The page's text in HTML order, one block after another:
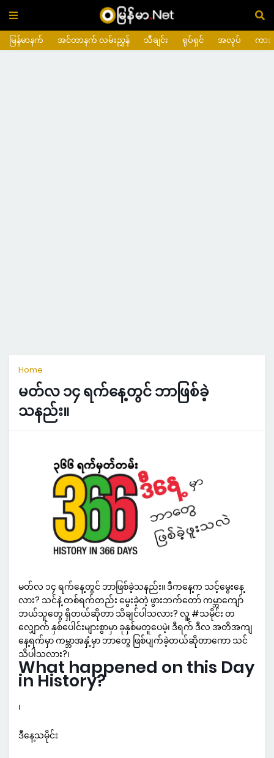
မြန်မာနက် အင်တာနက် လမ်းညွှန် သီချင်း ရုပ်ရှင် အလုပ် ကား
Home
မတ်လ ၁၄ ရက်နေ့တွင် ဘာဖြစ်ခဲ့
သနည်း။
မတ်လ ၁၄ ရက်နေ့တွင် ဘာဖြစ်ခဲ့သနည်း။ ဒီကနေ့က သင့်မွေးနေ့
လား? သင်နဲ့ တစ်ရက်တည်း မွေးခဲ့တဲ့ ဖွားဘက်တော် ကမ္ဘာကျော်
ဘယ်သူတွေ ရှိတယ်ဆိုတာ သိချင်ပါသလား? လူ့ #သမိုင်း တ
လျှောက် နှစ်ပေါင်းများစွာမှာ ခုနှစ်မတူပေမဲ့၊ ဒီရက် ဒီလ အတိအကျ
နေ့ရက်မှာ ကမ္ဘာအနှံ့မှာ ဘာတွေ ဖြစ်ပျက်ခဲ့တယ်ဆိုတာကော သင်
သိပါသလား?၊
What happened on this Day
in History?
၊
ဒီနေ့သမိုင်း